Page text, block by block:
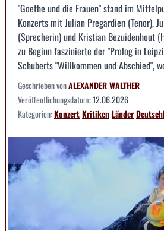
"Goethe und die Frauen" stand im
Konzerts mit Julian Pregardien (Tenor),
(Sprecherin) und Kristian Bezuidenhout
zu Beginn faszinierte der "Prolog in
Schuberts "Willkommen und Abschied",
Geschrieben vonALEXANDER WALTHER
Veröffentlichungsdatum:12.06.2026
Kategorien:KonzertKritikenLänder